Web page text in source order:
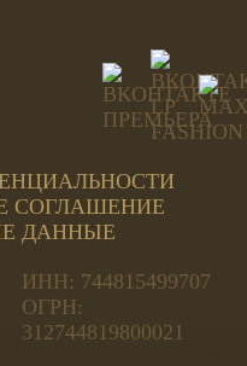
СОГЛАШЕНИЕ
ДАННЫЕ
ИНН: 744815499707
ОГРН:
312744819800021